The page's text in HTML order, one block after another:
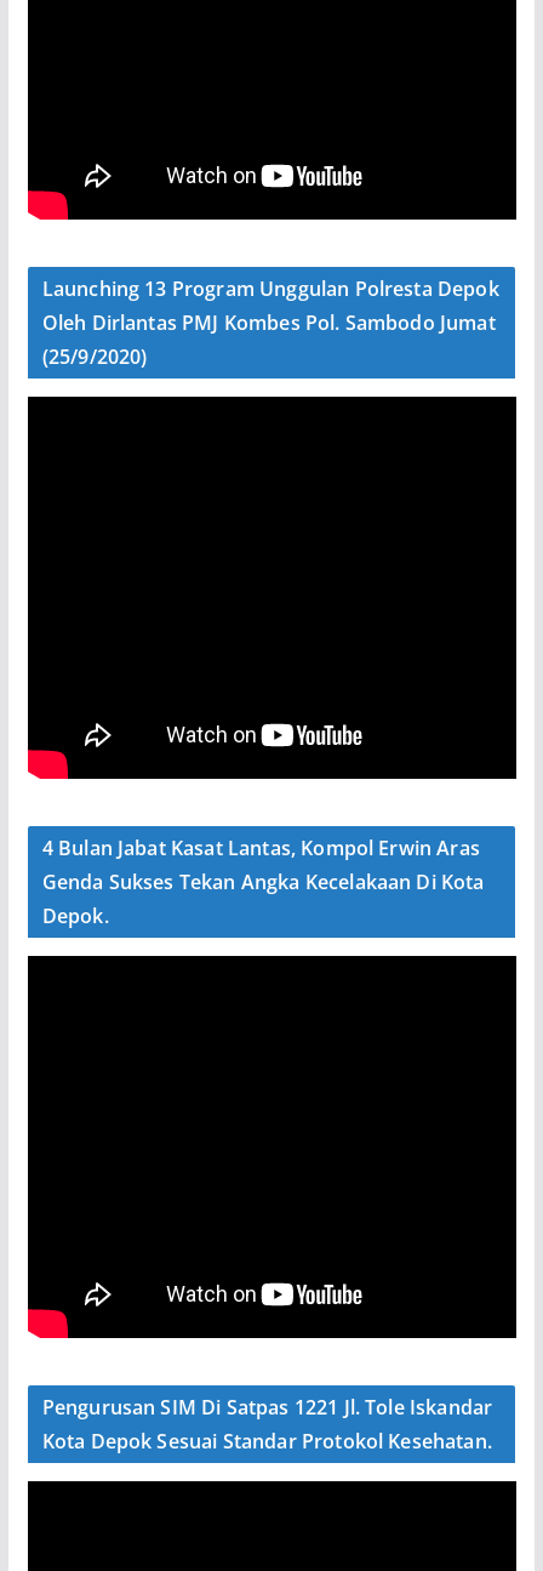
Launching 13 Program Unggulan Polresta Depok
Oleh Dirlantas PMJ Kombes Pol. Sambodo Jumat
(25/9/2020)
4 Bulan Jabat Kasat Lantas, Kompol Erwin Aras
Genda Sukses Tekan Angka Kecelakaan Di Kota
Depok.
Pengurusan SIM Di Satpas 1221 Jl. Tole Iskandar
Kota Depok Sesuai Standar Protokol Kesehatan.